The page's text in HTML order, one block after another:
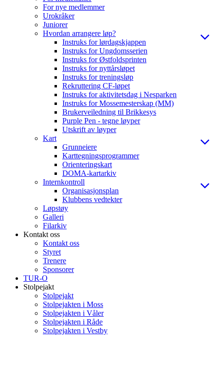
For nye medlemmer
Urokråker
Juniorer
Hvordan arrangere løp?
Instruks for lørdagskjappen
Instruks for Ungdomsserien
Instruks for Østfoldsprinten
Instruks for nyttårsløpet
Instruks for treningsløp
Rekruttering CF-løpet
Instruks for aktivitetsdag i Nesparken
Instruks for Mossemesterskap (MM)
Brukerveiledning til Brikkesys
Purple Pen - tegne løyper
Utskrift av løyper
Kart
Grunneiere
Karttegningsprogrammer
Orienteringskart
DOMA-kartarkiv
Internkontroll
Organisasjonsplan
Klubbens vedtekter
Løpstøy
Galleri
Filarkiv
Kontakt oss
Kontakt oss
Styret
Trenere
Sponsorer
TUR-O
Stolpejakt
Stolpejakt
Stolpejakten i Moss
Stolpejakten i Våler
Stolpejakten i Råde
Stolpejakten i Vestby